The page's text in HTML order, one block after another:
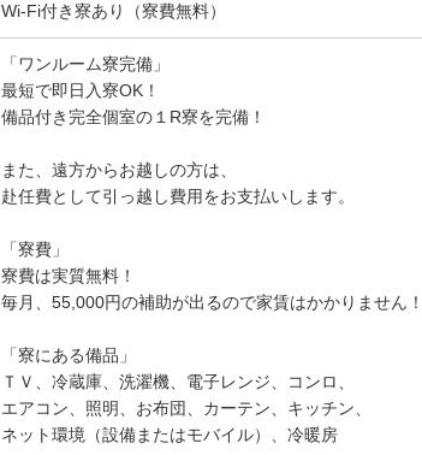
Wi-Fi付き寮あり（寮費無料）
「ワンルーム寮完備」
最短で即日入寮OK！
備品付き完全個室の１R寮を完備！
また、遠方からお越しの方は、
赴任費として引っ越し費用をお支払いします。
「寮費」
寮費は実質無料！
毎月、55,000円の補助が出るので家賃はかかりません！
「寮にある備品」
ＴＶ、冷蔵庫、洗濯機、電子レンジ、コンロ、
エアコン、照明、お布団、カーテン、キッチン、
ネット環境（設備またはモバイル）、冷暖房